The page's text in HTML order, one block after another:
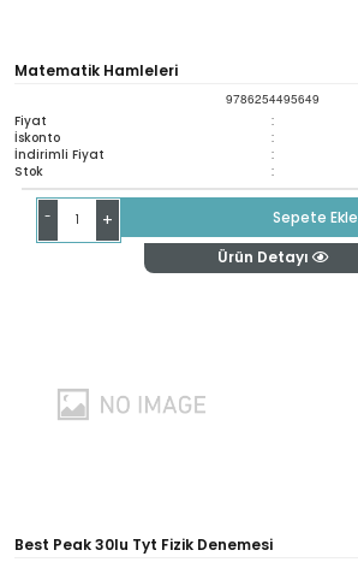
Matematik Hamleleri
9786254495649
Fiyat :
İskonto :
İndirimli Fiyat :
Stok :
- +
Sepete Ekle
Ürün Detayı
Best Peak 30lu Tyt Fizik Denemesi